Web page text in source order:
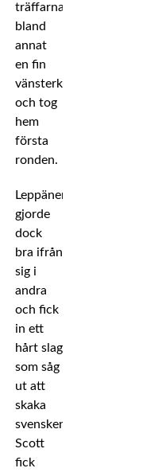
träffarna,
bland
annat
en fin
vänsterkrok,
och tog
hem
första
ronden.
Leppänen
gjorde
dock
bra ifrån
sig i
andra
och fick
in ett
hårt slag
som såg
ut att
skaka
svensken.
Scott
fick